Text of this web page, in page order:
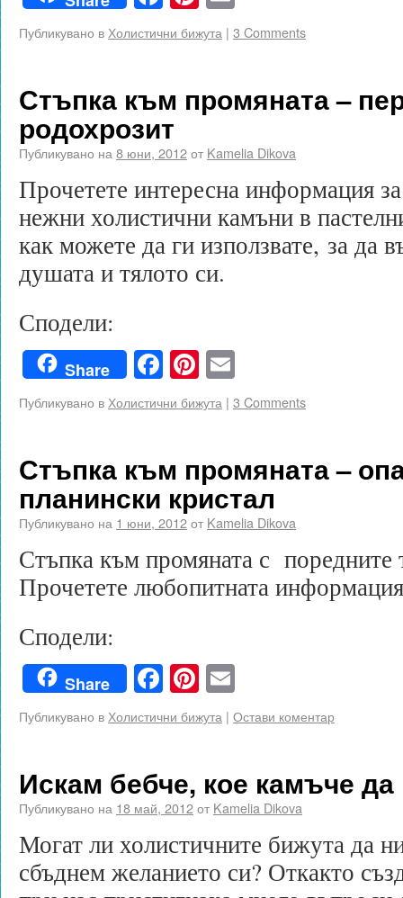
Публикувано в Холистични бижута | 3 Comments
Стъпка към промяната –
родохрозит
Публикувано на 8 юни, 2012от Kamelia Dikova
Прочетете интересна информация
нежни холистични камъни в
как можете да ги използвате, за да
душата и тялото си.
Сподели:
Share Facebook
Pinterest
Публикувано в Холистични бижута | 3 Comments
Стъпка към промяната –
планински кристал
Публикувано на 1 юни, 2012от Kamelia Dikova
Стъпка към промяната с поредните
Прочетете любопитната
Сподели:
Share Facebook
Pinterest
Публикувано в Холистични бижута | Остави коментар
Искам бебче, кое камъче да
Публикувано на 18 май, 2012от Kamelia Dikova
Могат ли холистичните бижута да
сбъднем желанието си? Откакто